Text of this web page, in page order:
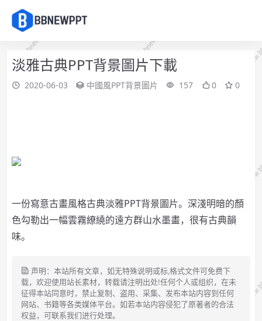
淡雅古典PPT背景圖片下載
2020-06-03 中國風PPT背景圖片 157 0 0
一份寫意古畫風格古典淡雅PPT背景圖片。 深淺明暗的顏
色勾勒出一幅雲霧繚繞的遠方群山水墨畫，很有古典韻
味。
声明：本站所有文章，如无特殊说明或标,格式文件可免费下
载，欢迎使用站长素材，转载请注明出处!任何个人或组织，在未
征得本站同意时，禁止复制、盗用、采集、发布本站内容到任何
网站、书籍等各类媒体平台。如若本站内容侵犯了原著者的合法
权益，可联系我们进行处理。